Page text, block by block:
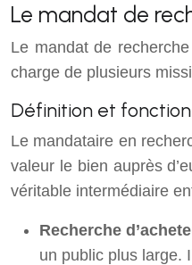
Le mandat de
Le mandat de
charge de plusieurs
Définition et
Le mandataire en
valeur le bien auprès
véritable intermédiaire
Recherche
un public plus large.